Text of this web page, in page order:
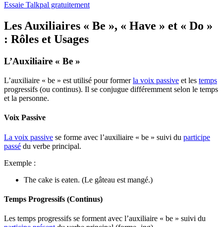
Essaie Talkpal gratuitement
Les Auxiliaires « Be », « Have » et « Do »
: Rôles et Usages
L’Auxiliaire « Be »
L’auxiliaire « be » est utilisé pour formerla voix passive et les temps
progressifs (ou continus). Il se conjugue différemment selon le temps
et la personne.
Voix Passive
La voix passive se forme avec l’auxiliaire « be » suivi du participe
passé du verbe principal.
Exemple :
The cake is eaten. (Le gâteau est mangé.)
Temps Progressifs (Continus)
Les temps progressifs se forment avec l’auxiliaire « be » suivi du